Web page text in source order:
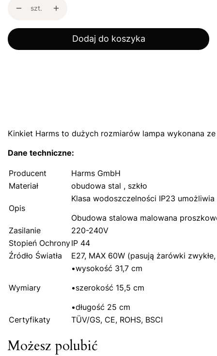
szt.
Dodaj do koszyka
Kinkiet Harms to dużych rozmiarów lampa wykonana
Dane techniczne:
Producent
Harms GmbH
Materiał
obudowa stal , szkło
Opis
Klasa wodoszczelności IP23
Obudowa stalowa malowana
Zasilanie
220-240V
Stopień OchronyIP 44
Źródło Światła
E27, MAX 60W (pasują żarówki
Wymiary
•wysokość 31,7 cm
•szerokość 15,5 cm
•długość 25 cm
Certyfikaty
TÜV/GS, CE, ROHS, BSCI
Możesz polubić